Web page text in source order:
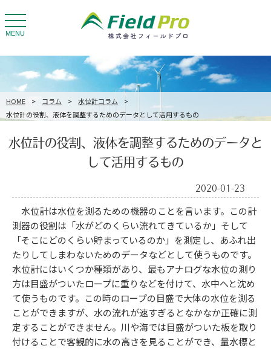
toggle
navigation
MENU
HOME > コラム > 水位計コラム
>
水位計の役割、液体を調整するためのデータとして活用するもの
水位計の役割、液体を調整するためのデータと
して活用するもの
2020-01-23
水位計は水位を測るための機器のことを言います。この計
測器の役割は「水がどのくらい流れてきているか」そして
「そこにどのくらい貯まっているのか」を測定し、あふれ出
たりしてしまわないためのデータなどとして使うものです。
水位計にはいくつか種類があり、最もアナログな水位の測り
方は目盛がついたロープに重りなどを付けて、水中へと沈め
て使うものです。この時のロープの目盛で大体の水位を測る
ことができますが、水の流れが速すぎるとなかなか正確に測
定することができません。川や海では目盛がついた板を取り
付けることで客観的に水の高さを見ることができ、量水標と